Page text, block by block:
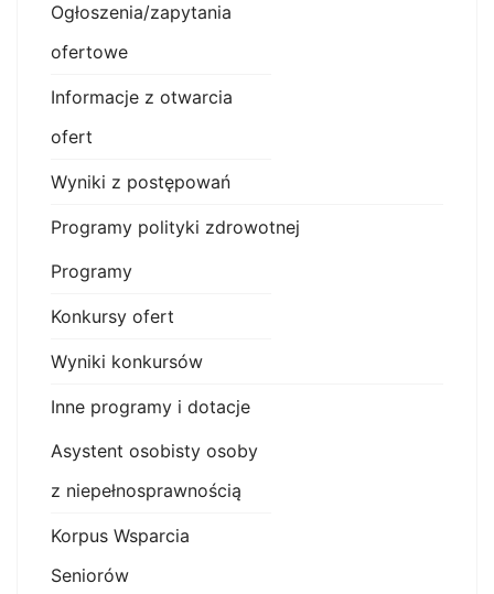
Ogłoszenia/zapytania
ofertowe
Informacje z otwarcia
ofert
Wyniki z postępowań
Programy polityki zdrowotnej
Programy
Konkursy ofert
Wyniki konkursów
Inne programy i dotacje
Asystent osobisty osoby
z niepełnosprawnością
Korpus Wsparcia
Seniorów